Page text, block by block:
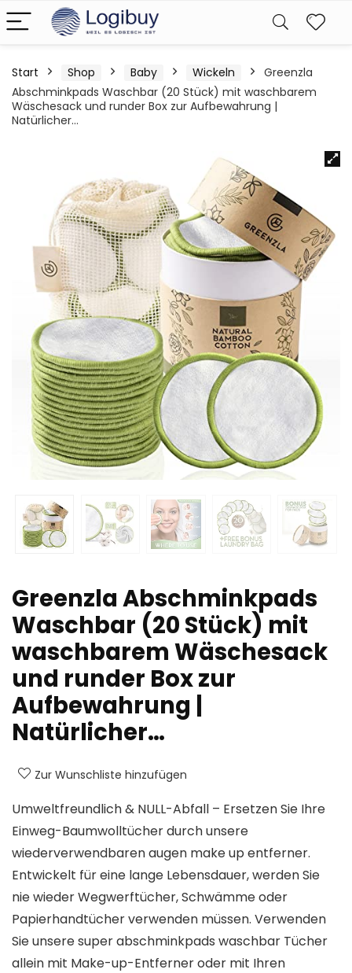
Start Shop Baby Wickeln
Greenzla
Abschminkpads Waschbar (20 Stück) mit waschbarem
Wäschesack und runder Box zur Aufbewahrung |
Natürlicher…
Greenzla Abschminkpads
Waschbar (20 Stück) mit
waschbarem Wäschesack
und runder Box zur
Aufbewahrung |
Natürlicher…
Zur Wunschliste hinzufügen
Umweltfreundlich & NULL-Abfall – Ersetzen Sie Ihre
Einweg-Baumwolltücher durch unsere
wiederverwendbaren augen make up entferner.
Entwickelt für eine lange Lebensdauer, werden Sie
nie wieder Wegwerftücher, Schwämme oder
Papierhandtücher verwenden müssen. Verwenden
Sie unsere super abschminkpads waschbar Tücher
allein mit Make-up-Entferner oder mit Ihren